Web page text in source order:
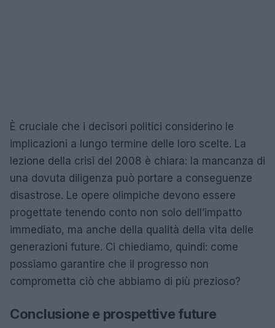
È cruciale che i decisori politici considerino le
implicazioni a lungo termine delle loro scelte. La
lezione della crisi del 2008 è chiara: la mancanza di
una dovuta diligenza può portare a conseguenze
disastrose. Le opere olimpiche devono essere
progettate tenendo conto non solo dell’impatto
immediato, ma anche della qualità della vita delle
generazioni future. Ci chiediamo, quindi: come
possiamo garantire che il progresso non
comprometta ciò che abbiamo di più prezioso?
Conclusione e prospettive future